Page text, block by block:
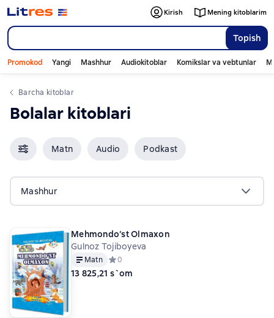
Topish
Kirish Mening kitoblarim
Promokod Yangi Mashhur Audiokitoblar Komikslar va vebtunlar
Barcha kitoblar
bolalar kitoblari
Matn Audio Podkast
Mashhur
Mehmondo‘st Olmaxon
Gulnoz Tojiboyeva
Matn Средний рейтинг 0 на основе 0 оценок
0
13 825,21 s`om